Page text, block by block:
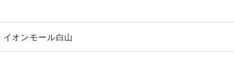
イオンモール白山